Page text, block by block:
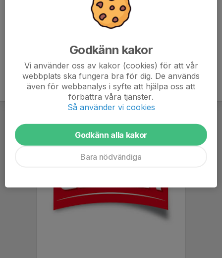
Godkänn kakor
Vi använder oss av kakor (cookies) för att vår
webbplats ska fungera bra för dig. De används
även för webbanalys i syfte att hjälpa oss att
förbättra våra tjänster.
Så använder vi cookies
Godkänn alla kakor
Bara nödvändiga